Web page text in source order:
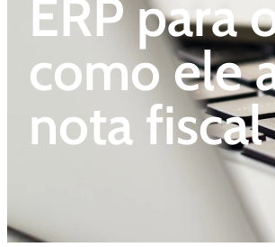
ERP para
como ele
nota